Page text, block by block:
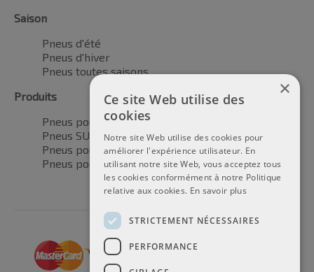
Saison
Pneus d'été
Pneus d'hiver
Pneus toutes saisons
Produits
Pneus pour voitures
Pneus SUV / 4x4
Pneus pour camionnettes
Pneus pour motos
×
Ce site Web utilise des
cookies
Notre site Web utilise des cookies pour
améliorer l'expérience utilisateur. En
utilisant notre site Web, vous acceptez tous
les cookies conformément à notre Politique
relative aux cookies. En savoir plus
STRICTEMENT NÉCESSAIRES
PERFORMANCE